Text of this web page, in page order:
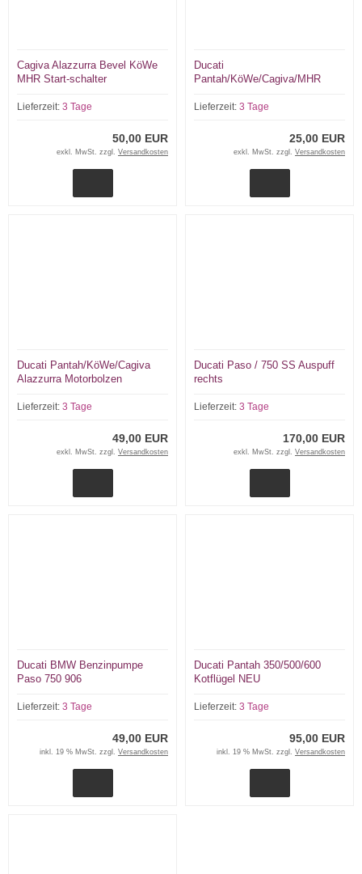
Cagiva Alazzurra Bevel KöWe
MHR Start-schalter
Lieferzeit: 3 Tage
50,00 EUR
exkl. MwSt. zzgl. Versandkosten
Ducati
Pantah/KöWe/Cagiva/MHR
Lieferzeit: 3 Tage
25,00 EUR
exkl. MwSt. zzgl. Versandkosten
Ducati Pantah/KöWe/Cagiva
Alazzurra Motorbolzen
Lieferzeit: 3 Tage
49,00 EUR
exkl. MwSt. zzgl. Versandkosten
Ducati Paso / 750 SS Auspuff
rechts
Lieferzeit: 3 Tage
170,00 EUR
exkl. MwSt. zzgl. Versandkosten
Ducati BMW Benzinpumpe
Paso 750 906
Lieferzeit: 3 Tage
49,00 EUR
inkl. 19 % MwSt. zzgl. Versandkosten
Ducati Pantah 350/500/600
Kotflügel NEU
Lieferzeit: 3 Tage
95,00 EUR
inkl. 19 % MwSt. zzgl. Versandkosten